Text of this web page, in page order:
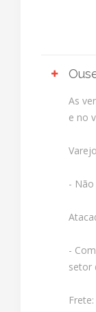
As
e no
-
-
setor
Frete: